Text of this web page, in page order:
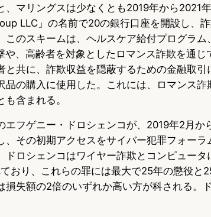
s
k
y
b
o
o
k
n
a
、マリングスは少なくとも2019年から2021
LLC」の名前で20の銀行口座を開設し、
このスキームは、ヘルスケア給付プログラ
や、高齢者を対象としたロマンス詐欺を通じ
と共に、詐欺収益を隠蔽するための金融取
品の購入に使用した。これには、ロマンス
含まれる。
エフゲニー・ドロシェンコが、2019年2月
、その初期アクセスをサイバー犯罪フォー
ドロシェンコはワイヤー詐欺とコンピュー
おり、これらの罪には最大で25年の懲役と
損失額の2倍のいずれか高い方が科される。